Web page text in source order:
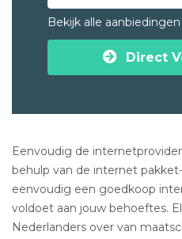
Bekijk alle aanbiedingen
Direct
Eenvoudig de
behulp van de internet
eenvoudig een goedkoop
voldoet aan jouw behoeftes.
Nederlanders over van